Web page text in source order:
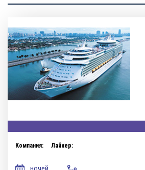
Компания: Лайнер: